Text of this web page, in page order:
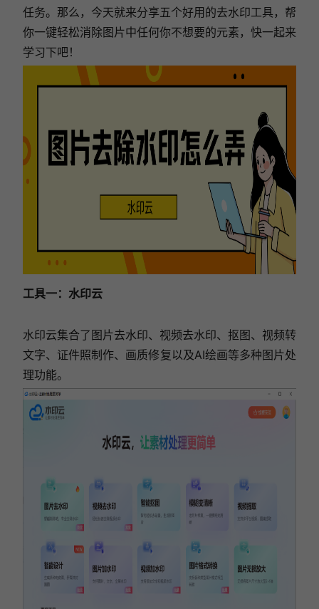
任务。那么，今天就来分享五个好用的去水印工具，帮
你一键轻松消除图片中任何你不想要的元素，快一起来
学习下吧！
工具一：水印云
水印云集合了图片去水印、视频去水印、抠图、视频转
文字、证件照制作、画质修复以及AI绘画等多种图片处
理功能。